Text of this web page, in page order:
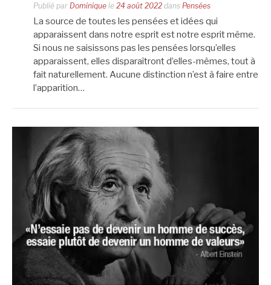
Publié par Dominique le 24 août 2022 dans Pensées
La source de toutes les pensées et idées qui
apparaissent dans notre esprit est notre esprit même.
Si nous ne saisissons pas les pensées lorsqu’elles
apparaissent, elles disparaîtront d’elles-mêmes, tout à
fait naturellement. Aucune distinction n’est à faire entre
l’apparition…